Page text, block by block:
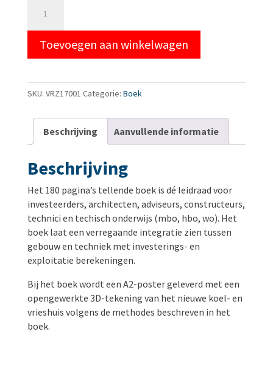
NIEUWE
KOEL-
VRIESHUIS
Toevoegen aan winkelwagen
SKU: VRZ17001 Categorie: Boek
Beschrijving Aanvullende informatie
Beschrijving
Het 180 pagina’s tellende boek is dé leidraad voor
investeerders, architecten, adviseurs, constructeurs,
technici en techisch onderwijs (mbo, hbo, wo). Het
boek laat een verregaande integratie zien tussen
gebouw en techniek met investerings- en
exploitatie berekeningen.
Bij het boek wordt een A2-poster geleverd met een
opengewerkte 3D-tekening van het nieuwe koel- en
vrieshuis volgens de methodes beschreven in het
boek.